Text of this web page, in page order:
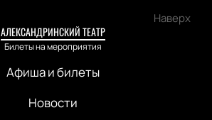
Наверх
АЛЕКСАНДРИНСКИЙ ТЕАТР
Билеты на мероприятия
Афиша и билеты
Новости